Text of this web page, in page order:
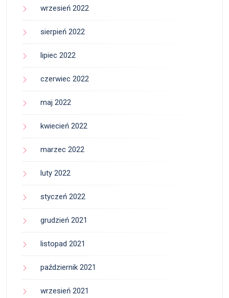
wrzesień 2022
sierpień 2022
lipiec 2022
czerwiec 2022
maj 2022
kwiecień 2022
marzec 2022
luty 2022
styczeń 2022
grudzień 2021
listopad 2021
październik 2021
wrzesień 2021